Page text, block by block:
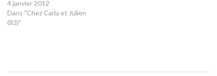
4 janvier 2012
Dans "Chez Carla et Julien
(83)"